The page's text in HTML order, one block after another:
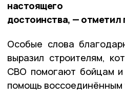
настоящего
достоинства, — отметил
Особые слова
выразил строителям,
СВО помогают бойцам
помощь воссоединённым